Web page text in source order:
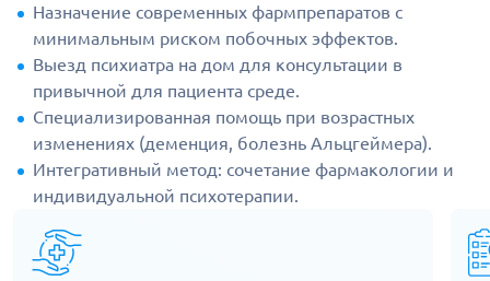
Назначение современных фармпрепаратов с
минимальным риском побочных эффектов.
Выезд психиатра на дом для консультации в
привычной для пациента среде.
Специализированная помощь при возрастных
изменениях (деменция, болезнь Альцгеймера).
Интегративный метод: сочетание фармакологии и
индивидуальной психотерапии.